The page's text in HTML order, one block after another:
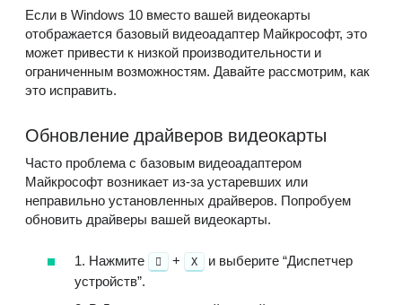
Если в Windows 10 вместо вашей видеокарты
отображается базовый видеоадаптер Майкрософт, это
может привести к низкой производительности и
ограниченным возможностям. Давайте рассмотрим, как
это исправить.
Обновление драйверов видеокарты
Часто проблема с базовым видеоадаптером
Майкрософт возникает из-за устаревших или
неправильно установленных драйверов. Попробуем
обновить драйверы вашей видеокарты.
1. Нажмите + X
и выберите “Диспетчер
устройств”.